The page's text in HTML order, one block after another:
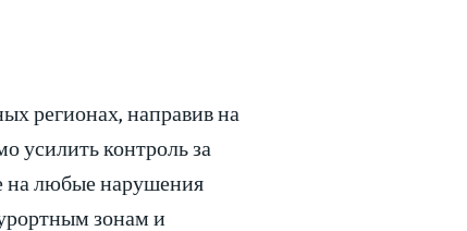
регионах, направив на
усилить контроль за
на любые нарушения
зонам и